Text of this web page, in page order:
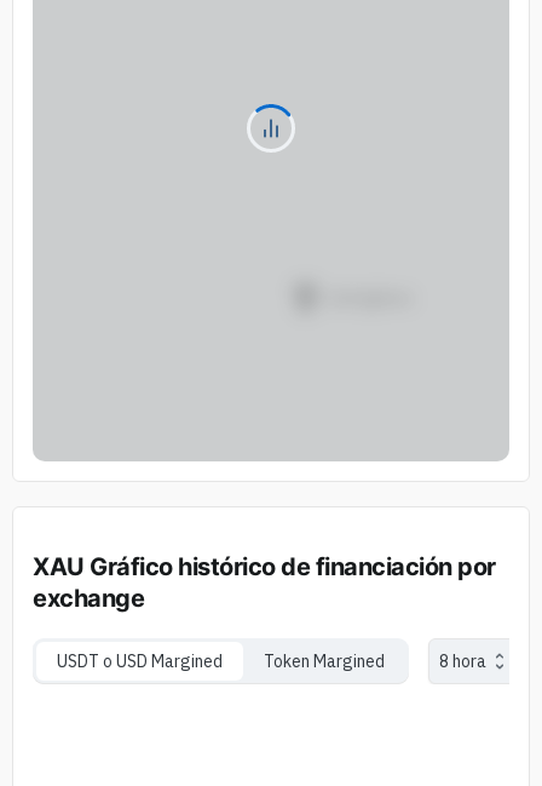
XAU Gráfico histórico de financiación por
exchange
USDT o USD Margined Token Margined 8 hora